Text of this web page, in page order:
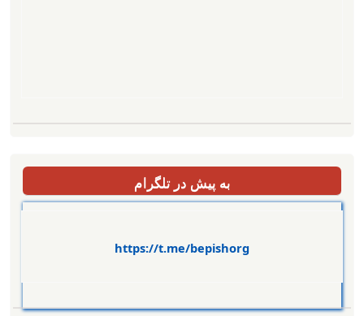
به پیش در تلگرام
https://t.me/bepishorg